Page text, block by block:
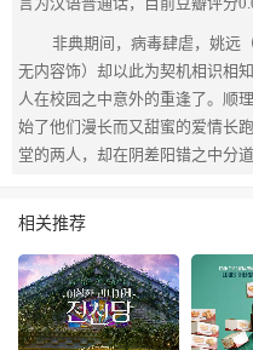
非典期间，病毒肆虐，姚远
无内容饰）却以此为契机相识相
人在校园之中意外的重逢了。顺
始了他们漫长而又甜蜜的爱情长
堂的两人，却在阴差阳错之中分
相关推荐